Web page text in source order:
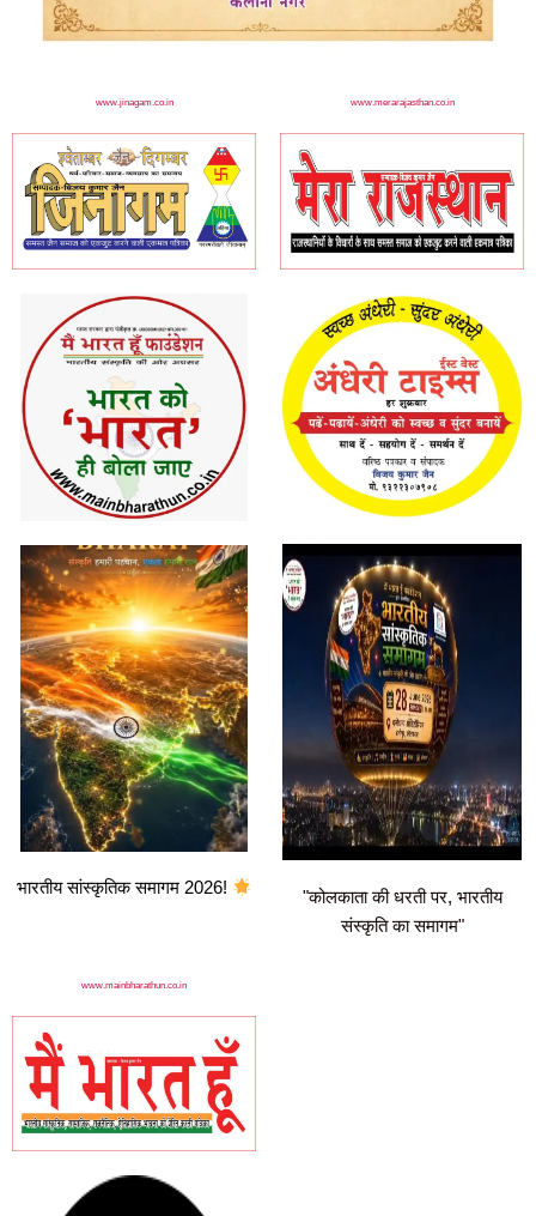
www.jinagam.co.in
भारतीय सांस्कृतिक समागम 2026!
www.merarajasthan.co.in
"कोलकाता की धरती पर, भारतीय
संस्कृति का समागम"
www.mainbharathun.co.in